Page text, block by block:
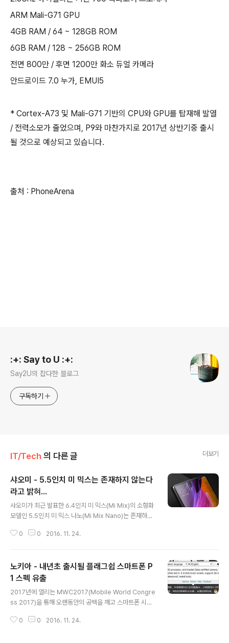
ARM Mali-G71 GPU
4GB RAM / 64 ~ 128GB ROM
6GB RAM / 128 ~ 256GB ROM
전면 800만 / 후면 1200만 화소 듀얼 카메라
안드로이드 7.0 누가, EMUI5
* Cortex-A73 및 Mali-G71 기반의 CPU와 GPU를 탑재해 발열
/ 전력소모가 줄었으며, P9와 마찬가지로 2017년 상반기중 출시
될 것으로 예상되고 있습니다.
출처 : PhoneArena
:+: Say to U :+:
Say2U의 잡다한 블로그
구독하기
IT/Tech 의 다른 글 더보기
샤오미 - 5.5인치 미 믹스는 존재하지 않는다
라고 밝혀...
샤오미가 최근 발표한 6.4인치 미 믹스(Mi Mix)의 소형화
모델인 5.5인치 미 믹스 나노(Mi Mix Nano)는 존재하지
치 미 믹스와 같이 세라믹바디 및 화면비율 90% 이상의
B RAM, 64GB ROM, 안드로이드 6.0.1 기반 MIUI 8를
탑재한채 12월 초 발표될 것이라고 알려졌으나 이번 공식
발표를 통해 현재 계획중이지 않은 제품임이 확인되었으
며, 그동안 유출된 사진은 경쟁사나 개인이 편집하여 올린
것으로 추정됩니다. 특히, 5.5인치가 출시된다는 기대감을
높여 6.4인치 미 믹스의 판매 수요를 줄이려는 의도..
0 0 2016. 11. 24.
노키아 - 내년초 출시될 플래그쉽 스마트폰 P
1 스펙 유출
2017년에 열리는 MWC2017(Mobile World Congre
ss 2017)을 통해 오랜동안의 공백을 깨고 스마트폰 시장
이 중국을 통해 유출되었습니다. 핀란드의 HDM글로벌, 대
0 0 2016. 11. 24.